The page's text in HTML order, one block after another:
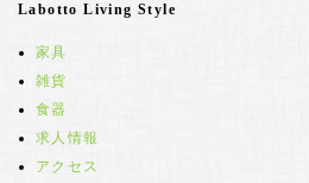
Labotto Living Style
家具
雑貨
食器
求人情報
アクセス